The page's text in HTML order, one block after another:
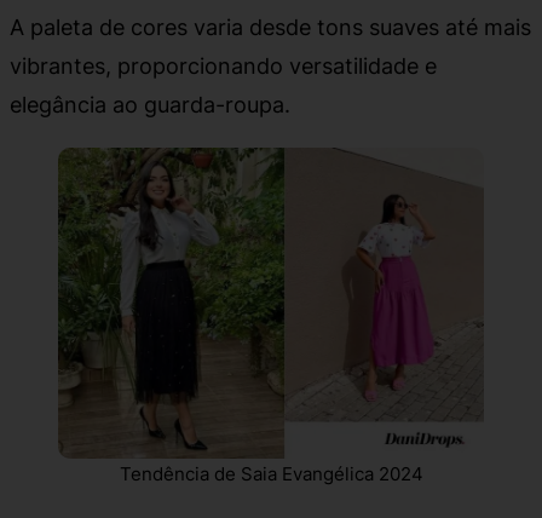
A paleta de cores varia desde tons suaves até mais
vibrantes, proporcionando versatilidade e
elegância ao guarda-roupa.
Tendência de Saia Evangélica 2024